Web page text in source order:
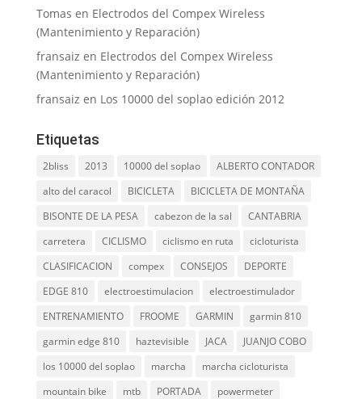
Tomas en Electrodos del Compex Wireless
(Mantenimiento y Reparación)
fransaiz en Electrodos del Compex Wireless
(Mantenimiento y Reparación)
fransaiz en Los 10000 del soplao edición 2012
Etiquetas
2bliss 2013 10000 del soplao
ALBERTO CONTADOR
alto del caracol
BICICLETA
BICICLETA DE MONTAÑA
BISONTE DE LA PESA
cabezon de la sal
CANTABRIA
carretera
CICLISMO ciclismo en ruta
cicloturista
CLASIFICACION
compex CONSEJOS
DEPORTE
EDGE 810
electroestimulacion
electroestimulador
ENTRENAMIENTO
FROOME GARMIN
garmin 810
garmin edge 810
haztevisible JACA
JUANJO COBO
los 10000 del soplao
marcha
marcha cicloturista
mountain bike
mtb PORTADA powermeter